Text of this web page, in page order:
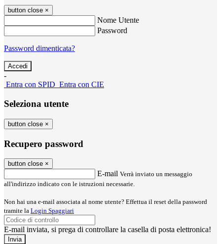
button close ×
Nome Utente
Password
Password dimenticata?
-
Entra con SPID Entra con CIE
Seleziona utente
button close ×
Recupero password
button close ×
E-mail Verrà inviato un messaggio
all'indirizzo indicato con le istruzioni necessarie.
Non hai una e-mail associata al nome utente? Effettua il reset della password
tramite la Login Spaggiari
E-mail inviata, si prega di controllare la casella di posta elettronica!